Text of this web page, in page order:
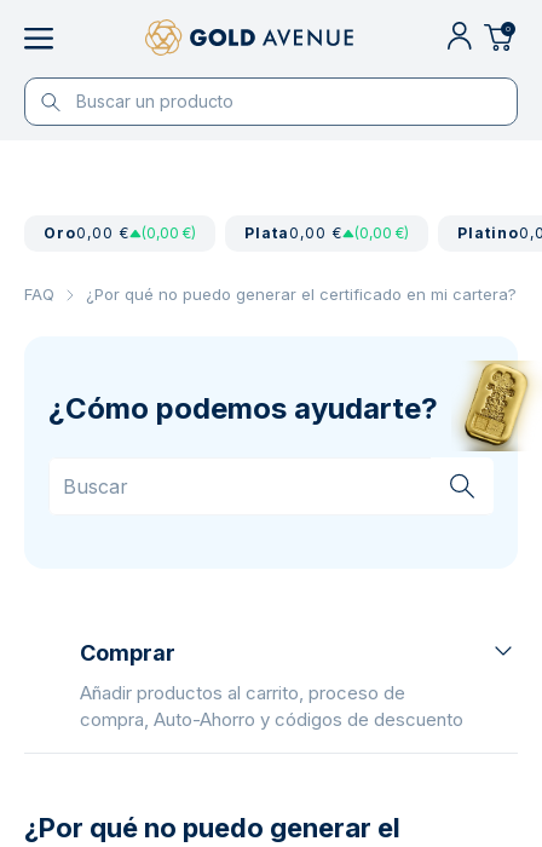
0
Oro0,00 € (0,00 €) Plata0,00 € (0,00 €) Platino
FAQ ¿Por qué no puedo generar el certificado en mi cartera?
¿Cómo podemos ayudarte?
Comprar
Añadir productos al carrito, proceso de
compra, Auto-Ahorro y códigos de descuento
¿Por qué no puedo generar el